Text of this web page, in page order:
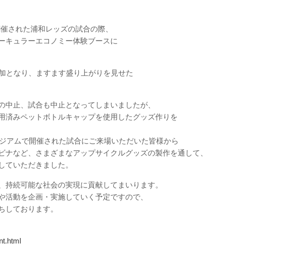
された浦和レッズの試合の際、
キュラーエコノミー体験ブースに
となり、ますます盛り上がりを見せた
止、試合も中止となってしまいましたが、
済みペットボトルキャップを使用したグッズ作りを
アムで開催された試合にご来場いただいた皆様から
など、さまざまなアップサイクルグッズの製作を通して、
いただきました。
続可能な社会の実現に貢献してまいります。
動を企画・実施していく予定ですので、
しております。